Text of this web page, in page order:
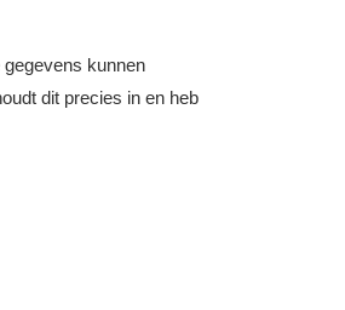
kunnen
dit precies in en heb